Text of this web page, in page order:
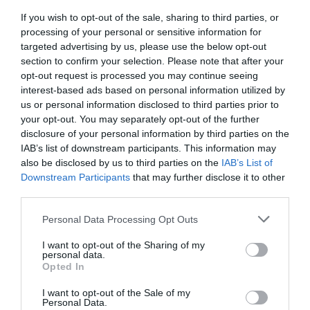
If you wish to opt-out of the sale, sharing to third parties, or
processing of your personal or sensitive information for
targeted advertising by us, please use the below opt-out
section to confirm your selection. Please note that after your
opt-out request is processed you may continue seeing
interest-based ads based on personal information utilized by
us or personal information disclosed to third parties prior to
your opt-out. You may separately opt-out of the further
disclosure of your personal information by third parties on the
IAB’s list of downstream participants. This information may
also be disclosed by us to third parties on the IAB’s List of
Downstream Participants that may further disclose it to other
Personal Data Processing Opt Outs
I want to opt-out of the Sharing of my
personal data.
Opted In
I want to opt-out of the Sale of my
Personal Data.
especulación, nada que las ampare, inventos
inútiles, etc... la realidad es que a pesar del
batacazo de precio actual, la mayoría todavía
están vivas y muchas esperando su momento.
¿Han venido para quedarse? No todas, pero sí
algunas de ellas, y otras todavía tienen que
aparecer.
Los países no se pueden quedar atrás y mucho
menos perder el monopolio de emisión de
intercambio. Por lo tanto, una vez fracasada la